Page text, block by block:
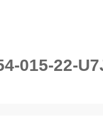
015-22-